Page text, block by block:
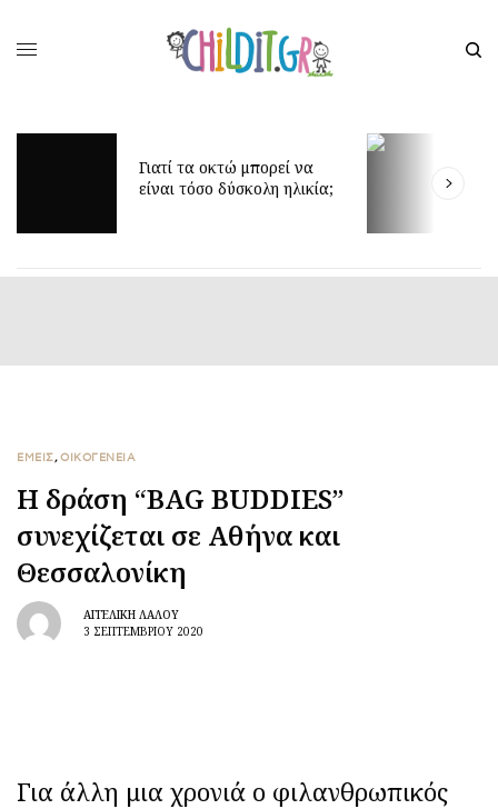
Γιατί τα οκτώ μπορεί να
είναι τόσο δύσκολη ηλικία;
ΕΜΕΙΣ,ΟΙΚΟΓΕΝΕΙΑ
Η δράση “BAG BUDDIES”
συνεχίζεται σε Αθήνα και
Θεσσαλονίκη
ΑΓΓΕΛΙΚΉ ΛΆΛΟΥ
3 ΣΕΠΤΕΜΒΡΊΟΥ 2020
Για άλλη μια χρονιά ο φιλανθρωπικός